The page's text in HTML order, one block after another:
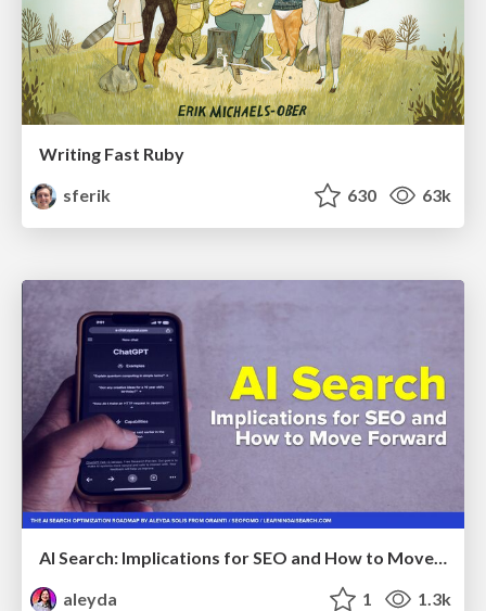
Writing Fast Ruby
sferik
630 63k
AI Search: Implications for SEO and How to Move Forward - #ShenzhenSEOConference
aleyda
1 1.3k